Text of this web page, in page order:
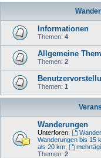
Informationen
Themen: 4
Allgemeine
Themen: 2
Themen: 1
Wanderungen
Unterforen:
Wanderungen bis 15
als 20 km
Themen: 2